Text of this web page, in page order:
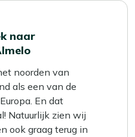
naar
noorden van
als een van de
En dat
Natuurlijk zien wij
ook graag terug in